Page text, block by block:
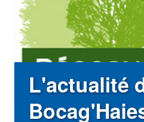
L'actualité